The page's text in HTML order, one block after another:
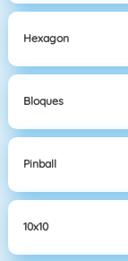
Hexagon
Bloques
Pinball
10x10